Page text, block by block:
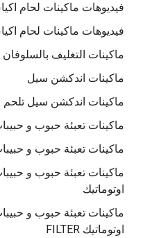
فيديوهات ماكينات لحام
فيديوهات ماكينات لحام
ماكينات التغليف بالسلوفان
ماكينات اندكشن سيل
ماكينات اندكشن سيل تلحم
ماكينات تعبئة حبوب و
ماكينات تعبئة حبوب و
ماكينات تعبئة حبوب و
اوتوماتيك
ماكينات تعبئة حبوب و
اوتوماتيك FILTER